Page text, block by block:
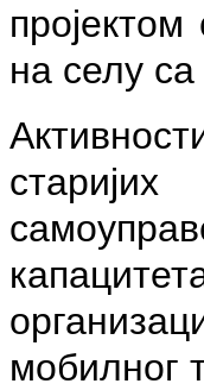
на селу
мобилног